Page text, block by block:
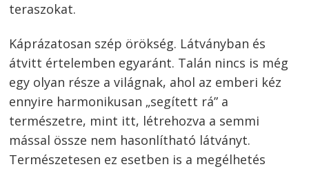
teraszokat.
Káprázatosan szép örökség. Látványban és
átvitt értelemben egyaránt. Talán nincs is még
egy olyan része a világnak, ahol az emberi kéz
ennyire harmonikusan „segített rá” a
természetre, mint itt, létrehozva a semmi
mással össze nem hasonlítható látványt.
Természetesen ez esetben is a megélhetés